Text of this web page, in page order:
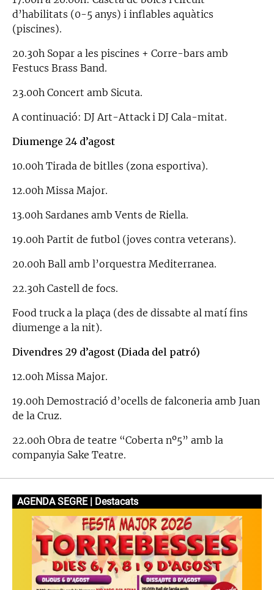
d’habilitats (0-5 anys) i inflables aquàtics
(piscines).
20.30h Sopar a les piscines + Corre-bars amb
Festucs Brass Band.
23.00h Concert amb Sicuta.
A continuació: DJ Art-Attack i DJ Cala-mitat.
Diumenge 24 d’agost
10.00h Tirada de bitlles (zona esportiva).
12.00h Missa Major.
13.00h Sardanes amb Vents de Riella.
19.00h Partit de futbol (joves contra veterans).
20.00h Ball amb l’orquestra Mediterranea.
22.30h Castell de focs.
Food truck a la plaça (des de dissabte al matí fins
diumenge a la nit).
Divendres 29 d’agost (Diada del patró)
12.00h Missa Major.
19.00h Demostració d’ocells de falconeria amb Juan
de la Cruz.
22.00h Obra de teatre “Coberta nº5” amb la
companyia Sake Teatre.
AGENDA SEGRE | Destacats